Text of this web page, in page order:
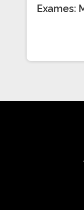
Exames: